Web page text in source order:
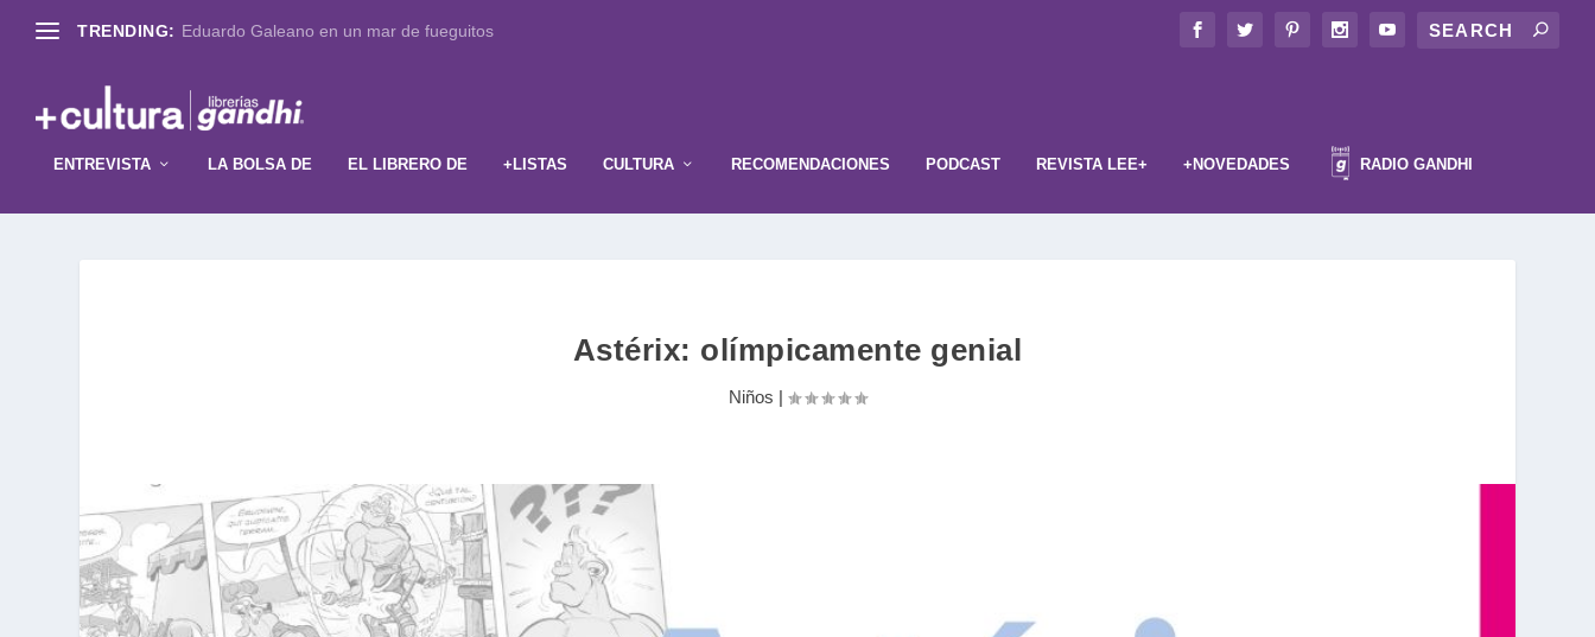
TRENDING: Eduardo Galeano en un mar de fueguitos
ENTREVISTA LA BOLSA DE EL LIBRERO DE +LISTAS CULTURA RECOMENDACIONES PODCAST REVISTA LEE+ +NOVEDADES RADIO GANDHI
Astérix: olímpicamente genial
Niños |